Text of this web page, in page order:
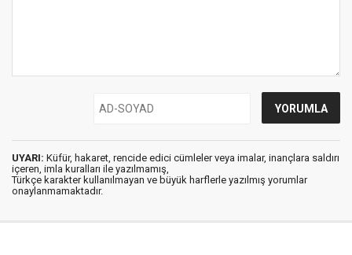
UYARI: Küfür, hakaret, rencide edici cümleler veya imalar, inançlara saldırı
içeren, imla kuralları ile yazılmamış,
Türkçe karakter kullanılmayan ve büyük harflerle yazılmış yorumlar
onaylanmamaktadır.